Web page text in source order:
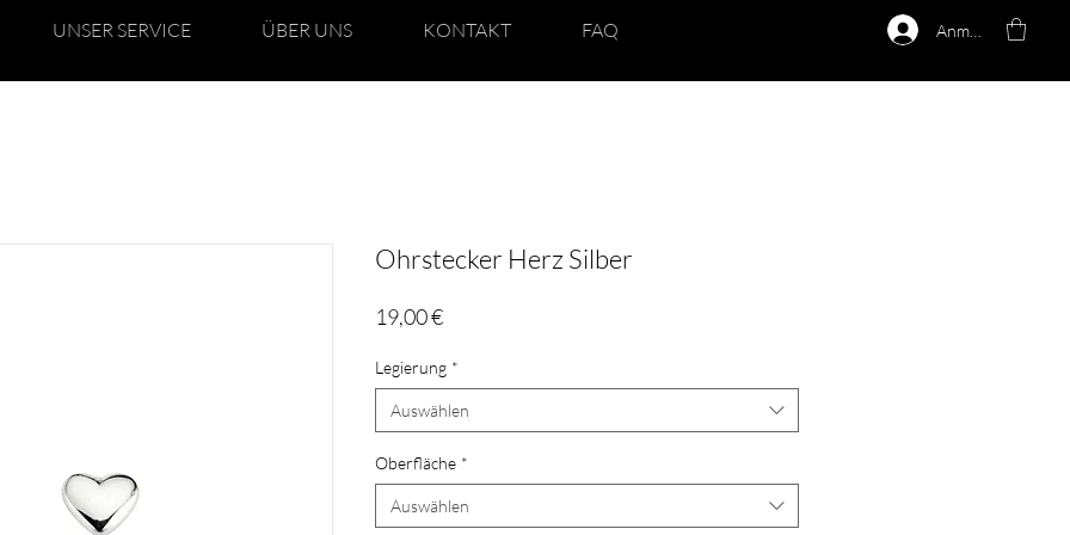
UNSER SERVICE ÜBER UNS KONTAKT FAQ Anmelden
Ohrstecker Herz Silber
19,00 €Preis
Legierung *
Auswählen
Oberfläche *
Auswählen